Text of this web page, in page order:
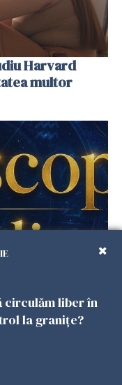
Harvard
multor
uși
circulăm liber în
la granițe?